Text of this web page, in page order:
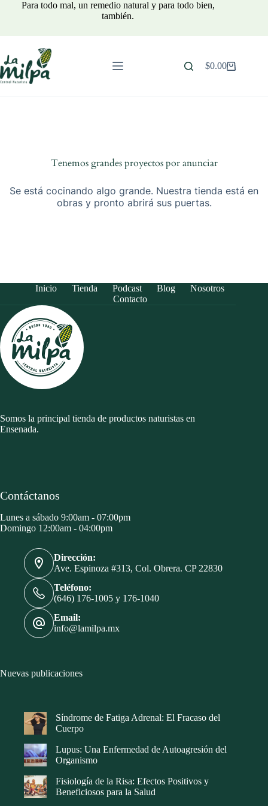
Para todo mal, un remedio natural y para todo bien,
también.
Carro
$0.00
Tenemos grandes proyectos por anunciar
Se está cocinando algo grande. Nuestra tienda está en
obras y pronto abrirá sus puertas.
Inicio Tienda Podcast Blog
Nosotros
Contacto
Somos la principal tienda de productos naturistas en
Ensenada.
Contáctanos
Lunes a sábado 9:00am - 07:00pm
Domingo 12:00am - 04:00pm
Dirección:
Ave. Espinoza #313, Col. Obrera. CP 22830
Teléfono:
(646) 176-1005 y 176-1040
Email:
info@lamilpa.mx
Nuevas publicaciones
Síndrome de Fatiga Adrenal: El Fracaso del
Cuerpo
Lupus: Una Enfermedad de Autoagresión del
Organismo
Fisiología de la Risa: Efectos Positivos y
Beneficiosos para la Salud